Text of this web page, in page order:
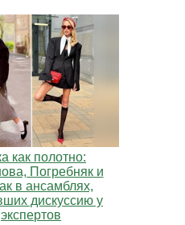
как полотно:
Погребняк и
в ансамблях,
дискуссию у
экспертов